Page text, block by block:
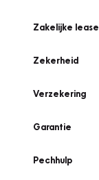
Zakelijke lease
Zekerheid
Verzekering
Garantie
Pechhulp